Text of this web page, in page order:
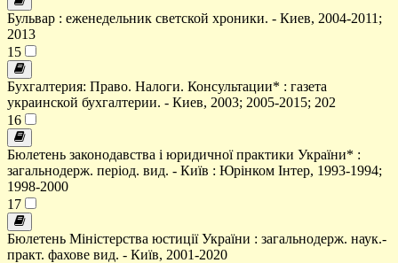
Бульвар : еженедельник светской хроники. - Киев, 2004-2011;
2013
15
Бухгалтерия: Право. Налоги. Консультации* : газета
украинской бухгалтерии. - Киев, 2003; 2005-2015; 202
16
Бюлетень законодавства і юридичної практики України* :
загальнодерж. період. вид. - Київ : Юрінком Інтер, 1993-1994;
1998-2000
17
Бюлетень Міністерства юстиції України : загальнодерж. наук.-
практ. фахове вид. - Київ, 2001-2020